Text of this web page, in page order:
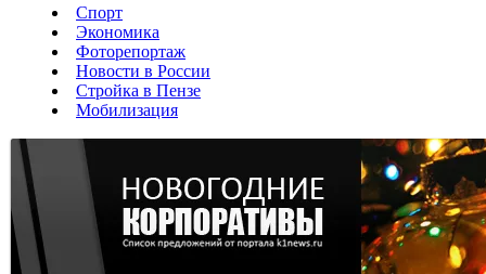
Спорт
Экономика
Фоторепортаж
Новости в России
Стройка в Пензе
Мобилизация